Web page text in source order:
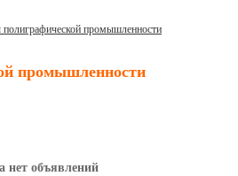
промышленности
промышленности
нет объявлений